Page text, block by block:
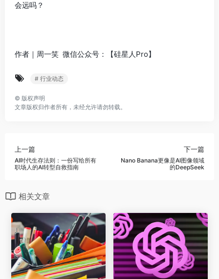
会远吗？
作者｜周一笑 微信公众号：【硅星人Pro】
# 行业动态
© 版权声明
文章版权归作者所有，未经允许请勿转载。
上一篇
AI时代生存法则：一份写给所有
职场人的AI转型自救指南
下一篇
Nano Banana更像是AI图像领域
的DeepSeek
相关文章